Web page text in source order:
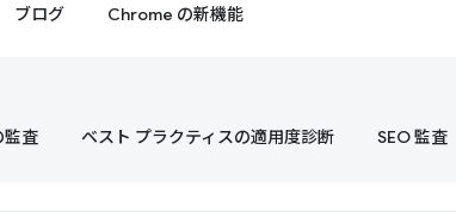
ブログ Chrome の新機能
監査 ベスト プラクティスの適用度診断 SEO 監査